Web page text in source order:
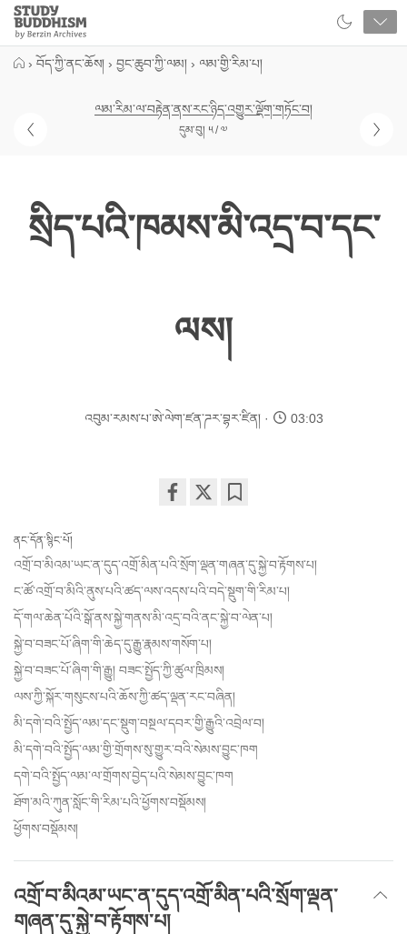
Close
Study
Buddhism
Home
› བོད་ཀྱི་ནང་ཆོས། › བྱང་ཆུབ་ཀྱི་ལམ། › ལམ་གྱི་རིམ་པ།
ལམ་རིམ་ལ་བརྟེན་ནས་རང་ཉིད་འགྱུར་ལྡོག་གཏོང་བ།
དུམ་བུ། ༥ / ༧
སྲིད་པའི་ཁམས་མི་འདྲ་བ་དང་
ལས།
འབུམ་རམས་པ་ཨེ་ལེག་ཛན་ཌར་བྷར་ཛིན། 03:03
facebook
ནང་དོན་སྙིང་པོ།
འགྲོ་བ་མིའམ་ཡང་ན་དུད་འགྲོ་མིན་པའི་སྲོག་ལྡན་གཞན་དུ་སྐྱེ་བ་རྟོགས་པ།
ང་ཚོ་འགྲོ་བ་མིའི་ནུས་པའི་ཚད་ལས་འདས་པའི་བདེ་སྡུག་གི་རིམ་པ།
དོ་གལ་ཆེན་པོའི་སྒོ་ནས་སྐྱེ་གནས་མི་འདྲ་བའི་ནང་སྐྱེ་བ་ལེན་པ།
སྐྱེ་བ་བཟང་པོ་ཞིག་གི་ཆེད་དུ་རྒྱུ་རྣམས་གསོག་པ།
སྐྱེ་བ་བཟང་པོ་ཞིག་གི་རྒྱུ། བཟང་སྤྱོད་ཀྱི་ཚུལ་ཁྲིམས།
ལས་ཀྱི་སྐོར་གསུངས་པའི་ཆོས་ཀྱི་ཚད་ལྡན་རང་བཞིན།
མི་དགེ་བའི་སྤྱོད་ལམ་དང་སྡུག་བསྔལ་དབར་གྱི་རྒྱུའི་འབྲེལ་བ།
མི་དགེ་བའི་སྤྱོད་ལམ་གྱི་གྲོགས་སུ་གྱུར་བའི་སེམས་བྱུང་ཁག
དགེ་བའི་སྤྱོད་ལམ་ལ་གྲོགས་བྱེད་པའི་སེམས་བྱུང་ཁག
ཐོག་མའི་ཀུན་སློང་གི་རིམ་པའི་ཕྱོགས་བསྡོམས།
ཕྱོགས་བསྡོམས།
འགྲོ་བ་མིའམ་ཡང་ན་དུད་འགྲོ་མིན་པའི་སྲོག་ལྡན་
གཞན་དུ་སྐྱེ་བ་རྟོགས་པ།